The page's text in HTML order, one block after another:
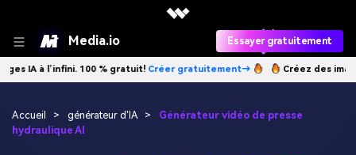
Media.io Essayer gratuitement
% gratuit!Créer gratuitement→ Créez des images IA à l’infini.
Accueil > générateur d'IA >
Générateur vidéo de presse
hydraulique AI